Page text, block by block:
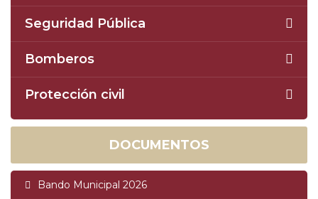
Seguridad Pública
Bomberos
Protección civil
DOCUMENTOS
Bando Municipal 2026